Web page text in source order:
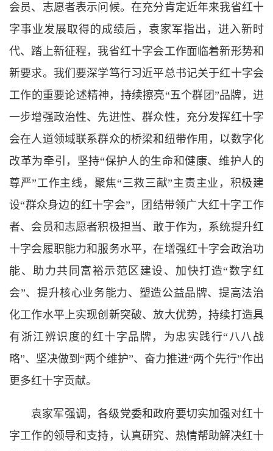
会员、志愿者表示问候。在充分肯定近年来我省红十
字事业发展取得的成绩后，袁家军指出，进入新时
代、踏上新征程，我省红十字会工作面临着新形势和
新要求。我们要深学笃行习近平总书记关于红十字会
工作的重要论述精神，持续擦亮“五个群团”品牌，进
一步增强政治性、先进性、群众性，充分发挥红十字
会在人道领域联系群众的桥梁和纽带作用，以数字化
改革为牵引，坚持“保护人的生命和健康、维护人的
尊严”工作主线，聚焦“三救三献”主责主业，积极建
设“群众身边的红十字会”，团结带领广大红十字工作
者、会员和志愿者积极担当、敢于作为，系统提升红
十字会履职能力和服务水平，在增强红十字会政治功
能、助力共同富裕示范区建设、加快打造“数字红
会”、提升核心业务能力、塑造公益品牌、提高法治
化工作水平上实现创新突破、放大优势，持续打造具
有浙江辨识度的红十字品牌，为忠实践行“八八战
略”、坚决做到“两个维护”、奋力推进“两个先行”作出
更多红十字贡献。
袁家军强调，各级党委和政府要切实加强对红十
字工作的领导和支持，认真研究、热情帮助解决红十